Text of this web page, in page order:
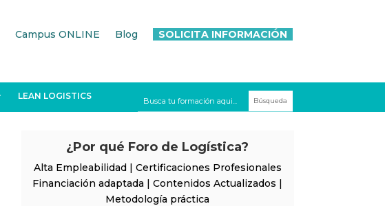
Campus ONLINE Blog SOLICITA INFORMACIÓN
LEAN LOGISTICS
¿Por qué Foro de Logística?
Alta Empleabilidad | Certificaciones Profesionales
Financiación adaptada | Contenidos Actualizados |
Metodología práctica